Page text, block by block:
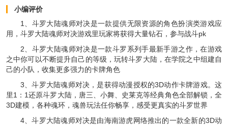
小编评价
1、斗罗大陆魂师对决是一款提供无限资源的角色扮演类游戏应
用，斗罗大陆魂师对决游戏里玩家将获得大量钻石，参与战斗pk
2、斗罗大陆魂师对决是一款斗罗系列手最新手游之作，在游戏
之中你可以不断提升自己的等级，玩转斗罗大陆，在学院之中组建自
己的小队，收集更多强力的卡牌角色
3、斗罗大陆魂师对决，是获得动漫授权的3D动作卡牌游戏。这
里1：1还原斗罗大陆，唐三、小舞、史莱克等经典角色全部解锁，全
3D建模，各种魂环，魂兽玩法任你畅享，感受更真实的斗罗世界
4、斗罗大陆魂师对决是由海南游虎网络推出的一款全新的3D动